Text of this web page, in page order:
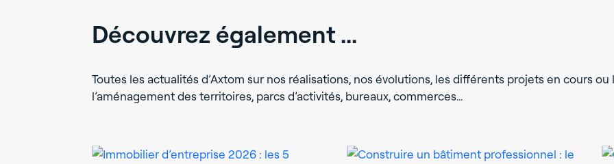
Découvrez également ...
Toutes les actualités d’Axtom sur nos réalisations, nos évolutions, les différents projets en cours ou
l’aménagement des territoires, parcs d’activités, bureaux, commerces…